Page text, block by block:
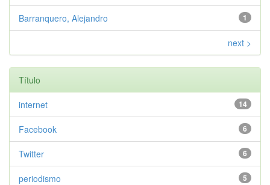
1
Barranquero, Alejandro
next >
Título
14
internet
6
Facebook
6
Twitter
5
periodismo